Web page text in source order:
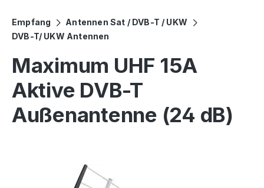
Empfang
Antennen Sat / DVB-T / UKW
DVB-T/ UKW Antennen
Maximum UHF 15A
Aktive DVB-T
Außenantenne (24 dB)
Bildergalerie überspringen